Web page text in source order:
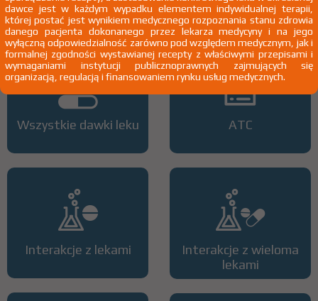
2)Pacjenci 65+
3)Pacjenci do ukończenia 18 roku życia
Wszystkie dawki leku
Interakcje z lekami
ATC
Interakcje z wieloma
lekami
dawce jest w każdym wypadku elementem indywidualnej terapii,
której postać jest wynikiem medycznego rozpoznania stanu zdrowia
danego pacjenta dokonanego przez lekarza medycyny i na jego
wyłączną odpowiedzialność zarówno pod względem medycznym, jak i
formalnej zgodności wystawianej recepty z właściwymi przepisami i
wymaganiami instytucji publicznoprawnych zajmujących się
organizacją, regulacją i finansowaniem rynku usług medycznych.